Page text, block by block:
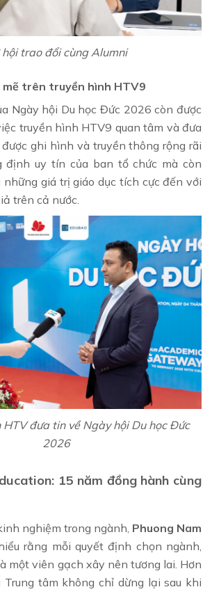
hội trao đổi cùng Alumni
mẽ trên truyền hình HTV9
Ngày hội Du học Đức 2026 còn được
truyền hình HTV9 quan tâm và đưa
ghi hình và truyền thông rộng rãi
định uy tín của ban tổ chức mà còn
giá trị giáo dục tích cực đến với
trên cả nước.
đưa tin về Ngày hội Du học Đức
2026
15 năm đồng hành cùng
nghiệm trong ngành, Phuong Nam
rằng mỗi quyết định chọn ngành,
một viên gạch xây nên tương lai. Hơn
Trung tâm không chỉ dừng lại sau khi